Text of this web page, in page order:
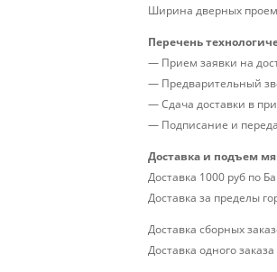
Ширина дверных
Перечень
— Прием заявки на
— Предварительный
— Сдача доставки в
— Подписание и
Доставка и подъем
Доставка 1000 руб по
Доставка за пределы
Доставка сборных
Доставка одного